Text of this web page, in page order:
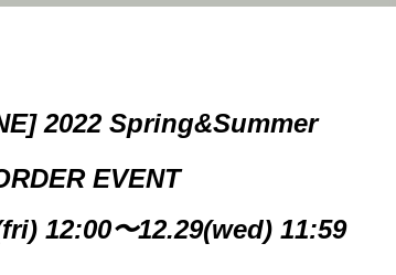
2022 Spring&Summer
EVENT
12:00〜12.29(wed) 11:59